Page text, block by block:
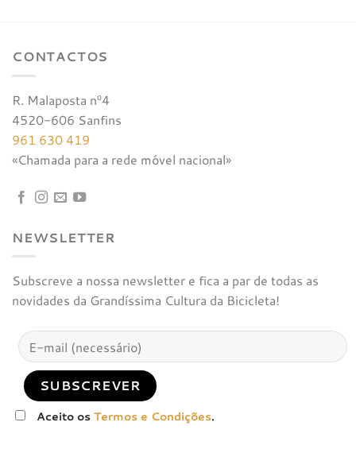
CONTACTOS
R. Malaposta nº4
4520-606 Sanfins
961 630 419
«Chamada para a rede móvel nacional»
NEWSLETTER
Subscreve a nossa newsletter e fica a par de todas as
novidades da Grandíssima Cultura da Bicicleta!
Aceito osTermos e Condições.